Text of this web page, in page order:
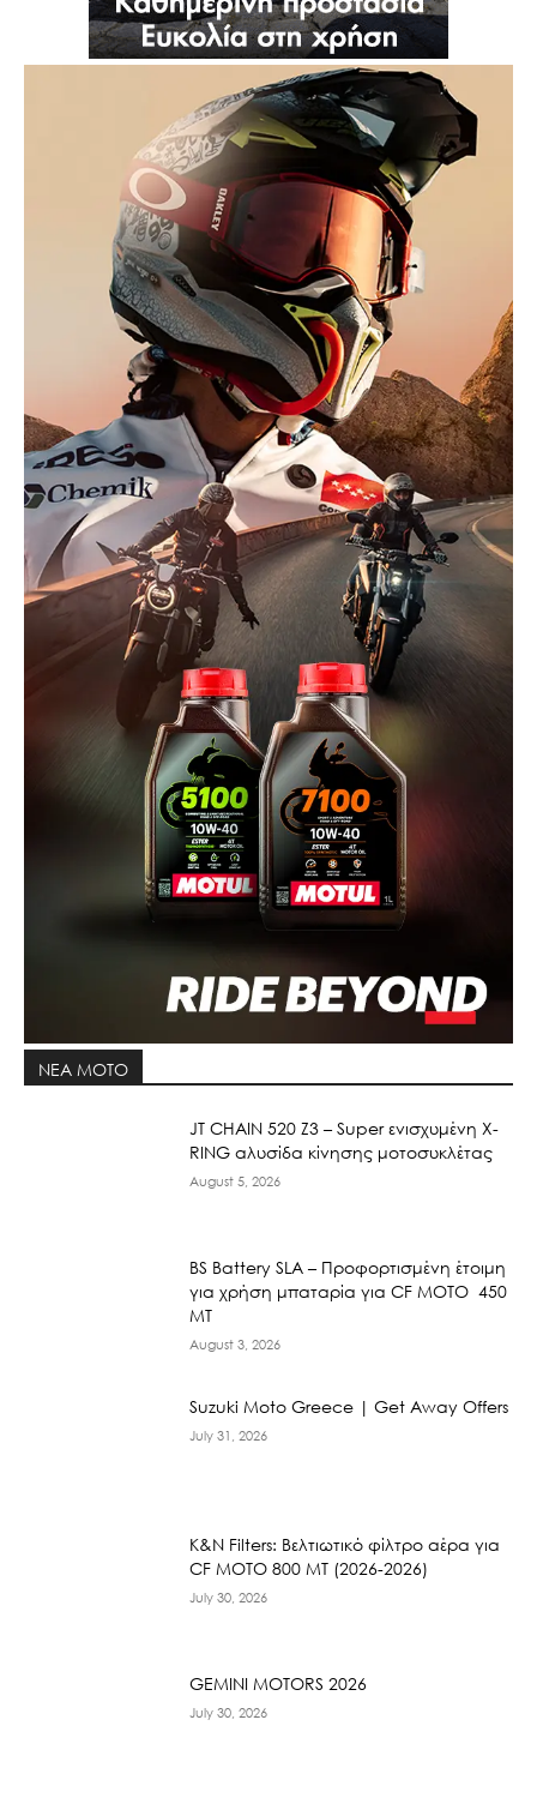
ΝΕΑ MOTO
JT CHAIN 520 Ζ3 – Super ενισχυμένη X-
RING αλυσίδα κίνησης μοτοσυκλέτας
August 5, 2026
BS Battery SLA – Προφορτισμένη έτοιμη
για χρήση μπαταρία για CF MOTO 450
MT
August 3, 2026
Suzuki Moto Greece | Get Away Offers
July 31, 2026
K&N Filters: Βελτιωτικό φίλτρο αέρα για
CF ΜΟΤΟ 800 ΜΤ (2026-2026)
July 30, 2026
GEMINI MOTORS 2026
July 30, 2026